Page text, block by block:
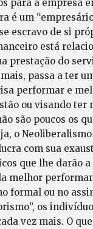
para a empresa
é um
escravo de si
está
prestação do
passa a ter
performar e
ou visando ter
são poucos os
o
com sua
que lhe darão
melhor
formal ou no
os
vez mais. O